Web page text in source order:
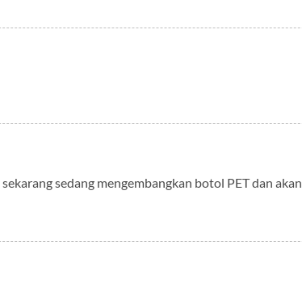
sedang mengembangkan botol PET dan akan